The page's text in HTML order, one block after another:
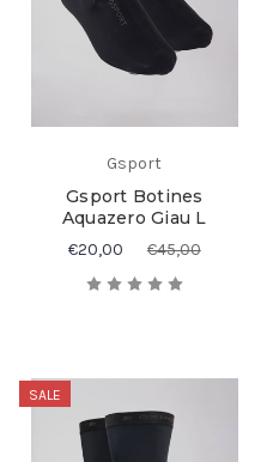
Gsport
Gsport Botines
Aquazero Giau L
€20,00 €45,00
SALE